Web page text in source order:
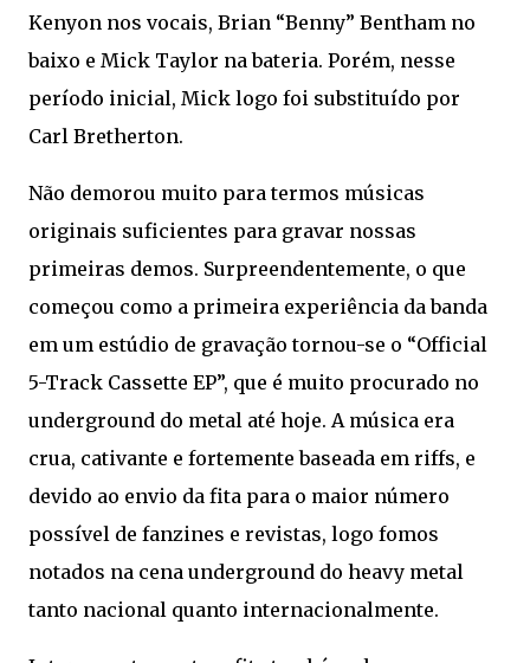
Kenyon nos vocais, Brian “Benny” Bentham no
baixo e Mick Taylor na bateria. Porém, nesse
período inicial, Mick logo foi substituído por
Carl Bretherton.
Não demorou muito para termos músicas
originais suficientes para gravar nossas
primeiras demos. Surpreendentemente, o que
começou como a primeira experiência da banda
em um estúdio de gravação tornou-se o “Official
5-Track Cassette EP”, que é muito procurado no
underground do metal até hoje. A música era
crua, cativante e fortemente baseada em riffs, e
devido ao envio da fita para o maior número
possível de fanzines e revistas, logo fomos
notados na cena underground do heavy metal
tanto nacional quanto internacionalmente.